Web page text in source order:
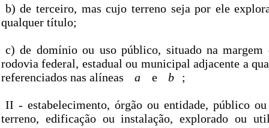
b) de terceiro, mas cujo terreno seja por ele
qualquer título;
c) de domínio ou uso público, situado na
rodovia federal, estadual ou municipal adjacente a
referenciados nas alíneas
a e b ;
II - estabelecimento, órgão ou entidade, público
terreno, edificação ou instalação, explorado ou